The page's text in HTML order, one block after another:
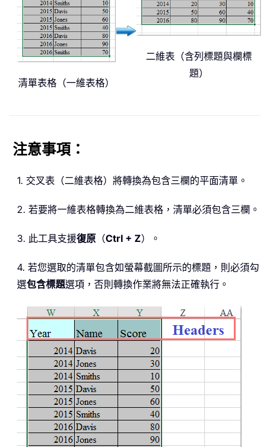
清單表格（一維表格）
二維表（含列標題與欄標
題）
注意事項：
1. 交叉表（二維表格）將轉換為包含三欄的平面清單。
2. 若要將一維表格轉換為二維表格，清單必須包含三欄。
3. 此工具支援復原 （Ctrl + Z）。
4. 若您選取的清單包含如螢幕截圖所示的標題，則必須勾
選包含標題選項，否則轉換作業將無法正確執行。